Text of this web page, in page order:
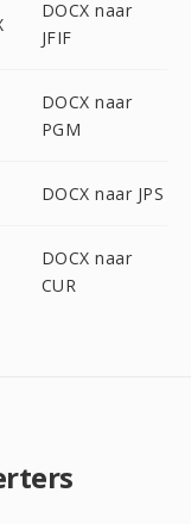
DOCX naar
JFIF
DOCX naar
PGM
DOCX naar JPS
DOCX naar
CUR